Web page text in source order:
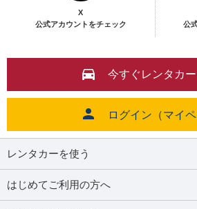
X
公式アカウントをチェック
公
今すぐレンタカ
ログイン（マイペ
レンタカーを使う
はじめてご利用の方へ